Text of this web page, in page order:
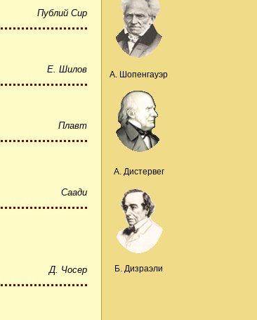
Публий Сир
Е. Шилов
Плавт
Саади
Д. Чосер
А. Шопенгауэр
А. Дистервег
Б. Дизраэли